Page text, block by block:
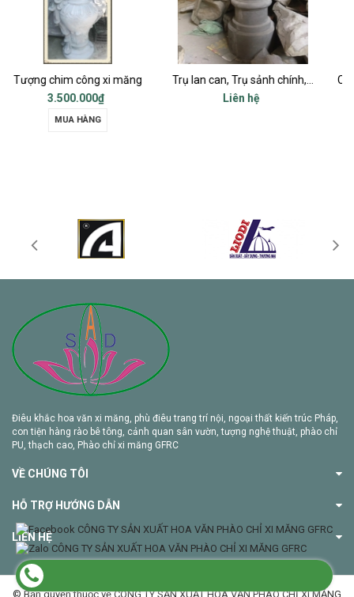
xi măng
Trụ lan can, Trụ sảnh chính, Trụ cột ban công, Trụ bậc tam cấp
Điêu khắc hoa văn xi măng, phù điêu trang trí nội, ngoại thất kiến trúc Pháp,
con tiện hàng rào bê tông, cảnh quan sân vườn, tượng nghệ thuật, phào chỉ
PU, thạch cao, Phào chỉ xi măng GFRC
VỀ CHÚNG TÔI
HỖ TRỢ HƯỚNG DẪN
LIÊN HỆ
© Bản quyền thuộc về CÔNG TY SẢN XUẤT HOA VĂN PHÀO CHỈ XI MĂNG